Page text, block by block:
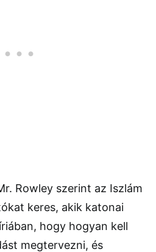
Rowley szerint az Iszlám
keres, akik katonai
hogy hogyan kell
megtervezni, és